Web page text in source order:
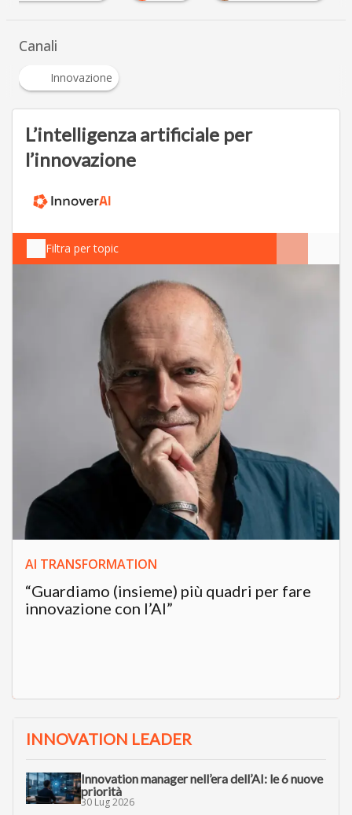
Canali
Innovazione
L’intelligenza artificiale per
l’innovazione
Filtra per topic
AI TRANSFORMATION
“Guardiamo (insieme) più quadri per fare
innovazione con l’AI”
INNOVATION LEADER
Innovation manager nell’era dell’AI: le 6 nuove
priorità
30 Lug 2026